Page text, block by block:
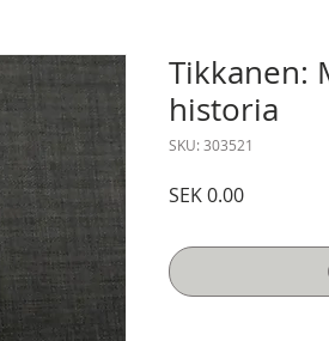
Tikkanen:
historia
SKU: 303521
SEK 0.00Price